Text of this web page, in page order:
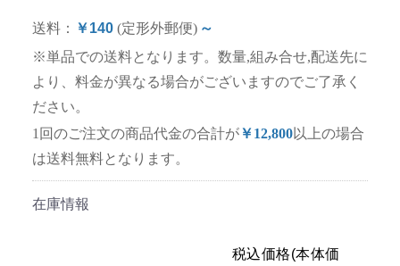
送料： ￥140 (定形外郵便) ～
※単品での送料となります。数量,組み合せ,配送先に
より、料金が異なる場合がございますのでご了承く
ださい。
1回のご注文の商品代金の合計が￥12,800以上の場合
は送料無料となります。
在庫情報
税込価格(本体価